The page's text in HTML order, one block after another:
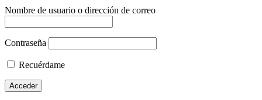
Nombre de usuario o dirección de correo
Contraseña
Recuérdame